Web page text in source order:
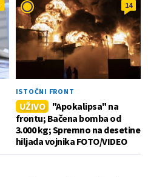
14
ISTOČNI FRONT
UŽIVO
"Apokalipsa" na
frontu; Bačena bomba od
3.000 kg; Spremno na desetine
hiljada vojnika FOTO/VIDEO